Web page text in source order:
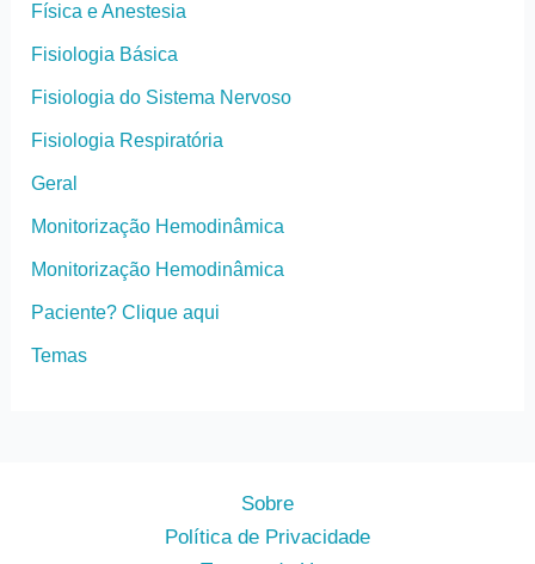
Física e Anestesia
Fisiologia Básica
Fisiologia do Sistema Nervoso
Fisiologia Respiratória
Geral
Monitorização Hemodinâmica
Monitorização Hemodinâmica
Paciente? Clique aqui
Temas
Sobre
Política de Privacidade